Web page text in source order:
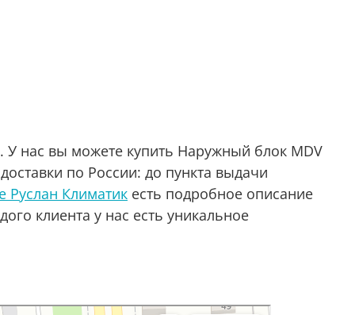
У нас вы можете купить Наружный блок MDV
по России: до пункта выдачи
Руслан Климатик есть подробное описание
клиента у нас есть уникальное